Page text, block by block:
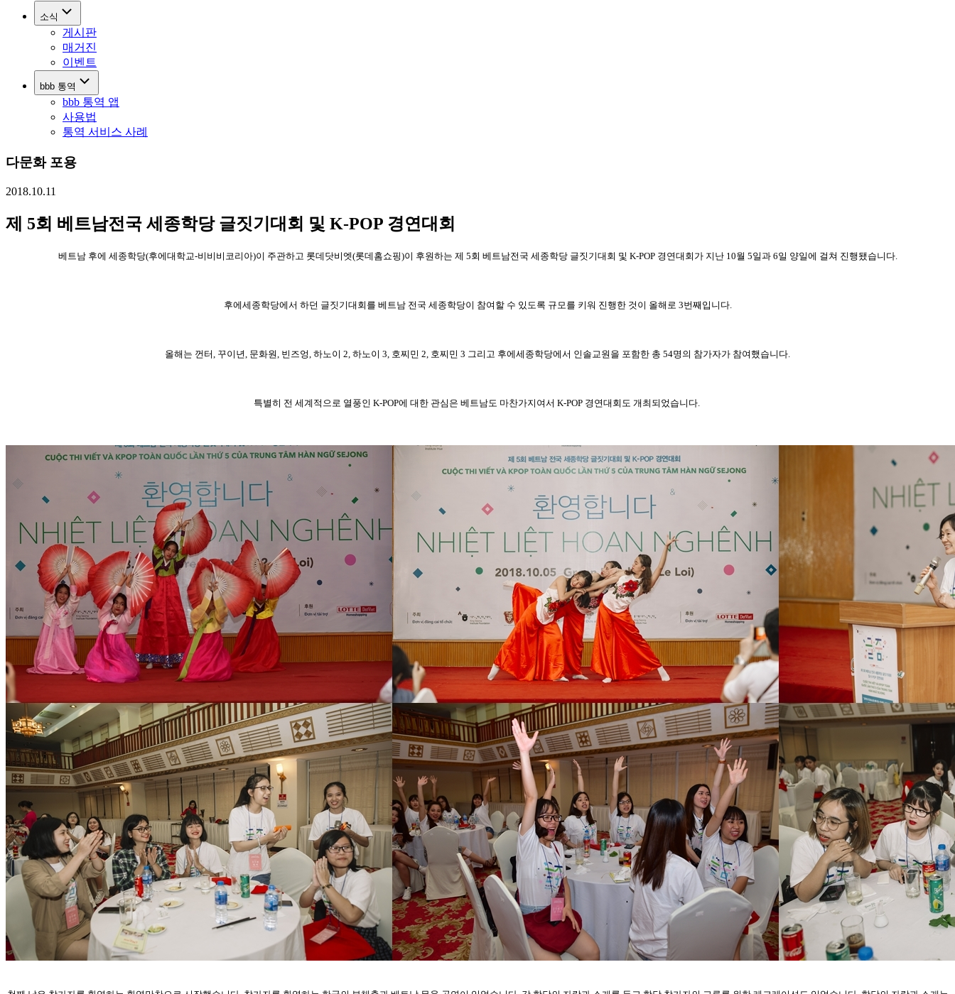
소식
게시판
매거진
이벤트
bbb 통역
bbb 통역 앱
사용법
통역 서비스 사례
다문화 포용
2018.10.11
제 5회 베트남전국 세종학당 글짓기대회 및 K-POP 경연대회
베트남 후에 세종학당(후에대학교-비비비코리아)이 주관하고 롯데닷비엣(롯데홈쇼핑)이 후원하는 제 5회 베트남전국 세종학당 글짓기대회 및 K-POP 경연대회가 지난 10월 5일과 6일 양일에 걸쳐 진행됐습니다.
후에세종학당에서 하던 글짓기대회를 베트남 전국 세종학당이 참여할 수 있도록 규모를 키워 진행한 것이 올해로 3번째입니다.
올해는 껀터 꾸이년 문화원 빈즈엉 하노이 2, 하노이 3, 호찌민 2, 호찌민 3 그리고 후에세종학당에서 인솔교원을 포함한 총 54명의 참가자가 참여했습니다
특별히 전 세계적으로 열풍인 K-POP에 대한 관심은 베트남도 마찬가지여서 K-POP 경연대회도 개최되었습니다.